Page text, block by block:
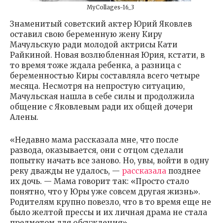
MyCollages-16_3
Знаменитый советский актер Юрий Яковлев
оставил свою беременную жену Киру
Мачульскую ради молодой актрисы Кати
Райкиной. Новая возлюбленная Юрия, кстати, в
то время тоже ждала ребенка, а разница с
беременностью Киры составляла всего четыре
месяца. Несмотря на непростую ситуацию,
Мачульская нашла в себе силы и продолжила
общение с Яковлевым ради их общей дочери
Алены.
«Недавно мама рассказала мне, что после
развода, оказывается, они с отцом сделали
попытку начать все заново. Но, увы, войти в одну
реку дважды не удалось, — рассказала позднее
их дочь. — Мама говорит так: «Просто стало
понятно, что у Юры уже совсем другая жизнь».
Родителям крупно повезло, что в то время еще не
было желтой прессы и их личная драма не стала